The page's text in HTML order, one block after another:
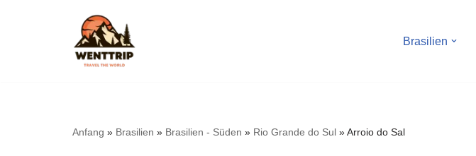
Brasilien
Anfang » Brasilien » Brasilien - Süden » Rio Grande do Sul »Arroio do Sal